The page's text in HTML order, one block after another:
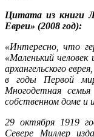
Цитата из книги
Евреи» (2008 год):
«Интересно, что
«Маленький человек
архангельского
в годы Первой
Многодетная
собственном доме и
29 октября 1919
Севере Миллер